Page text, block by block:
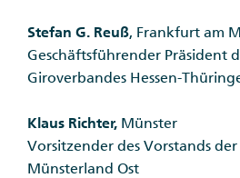
Stefan G. Reuß, Frankfurt am
Geschäftsführender Präsident
Giroverbandes Hessen-
Klaus Richter, Münster
Vorsitzender des Vorstands der
Münsterland Ost